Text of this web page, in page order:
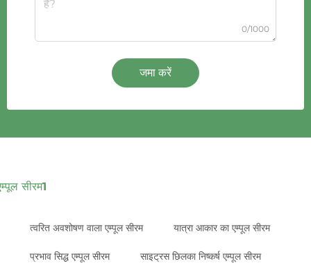
0/1000
जमा करें
सीरम1
त्वरित अवशोषण वाला एम्पूल सीरम यात्रा आकार का एम्पूल सीरम
प्रभाव सिद्ध एम्पूल सीरम साइट्रस छिलका निष्कर्ष एम्पूल सीरम